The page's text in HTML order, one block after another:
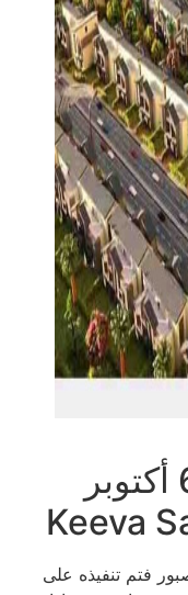
مساحة كمبوند كيفا 6 أكتوبر
الأهلي صبور فتم تنفيذه على